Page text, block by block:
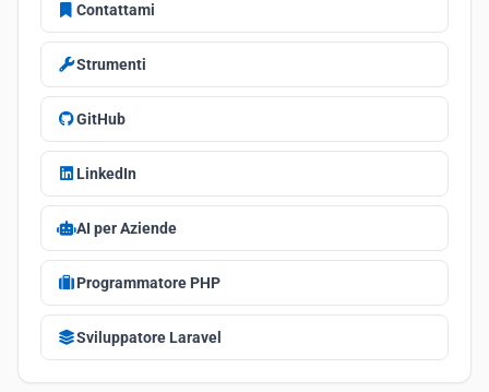
Contattami
Strumenti
GitHub
LinkedIn
AI per Aziende
Programmatore PHP
Sviluppatore Laravel